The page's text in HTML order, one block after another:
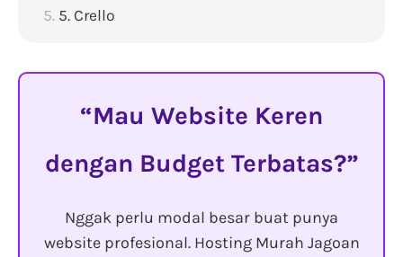
5. Crello
Mau Website Keren
dengan Budget Terbatas?
Nggak perlu modal besar buat punya
website profesional. Hosting Murah Jagoan